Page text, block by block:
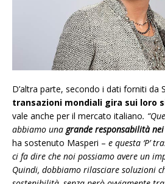
D’altra parte, secondo i dati forniti da
transazioni mondiali gira sui loro
vale anche per il mercato italiano. “
abbiamo una grande responsabilità
ha sostenuto Masperi – e questa ‘P’
ci fa dire che noi possiamo avere un
Quindi, dobbiamo rilasciare soluzioni